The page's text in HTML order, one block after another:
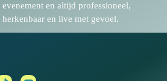
evenement en altijd professioneel,
herkenbaar en live met gevoel.